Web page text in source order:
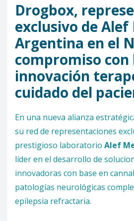
Drogbox,
exclusivo de Alef
Argentina en el
compromiso con
innovación
cuidado del
En una nueva alianza
su red de representaciones
prestigioso laboratorio Alef
líder en el desarrollo de
innovadoras con base en
patologías neurológicas
epilepsia refractaria.